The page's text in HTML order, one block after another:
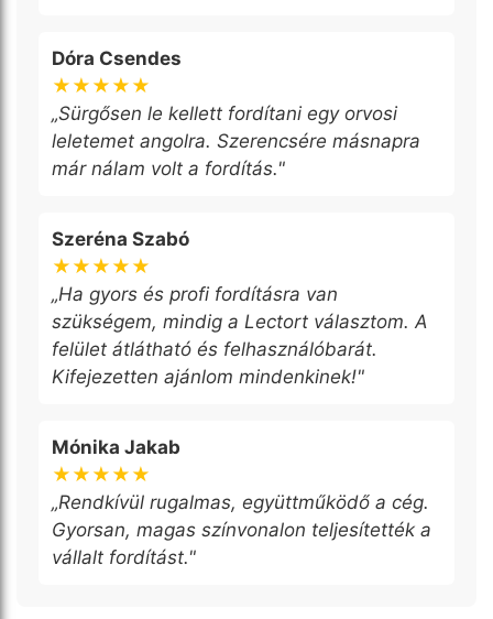
Dóra Csendes
★★★★★
„Sürgősen le kellett fordítani egy orvosi
leletemet angolra. Szerencsére másnapra
már nálam volt a fordítás."
Szeréna Szabó
★★★★★
„Ha gyors és profi fordításra van
szükségem, mindig a Lectort választom. A
felület átlátható és felhasználóbarát.
Kifejezetten ajánlom mindenkinek!"
Mónika Jakab
★★★★★
„Rendkívül rugalmas, együttműködő a cég.
Gyorsan, magas színvonalon teljesítették a
vállalt fordítást."